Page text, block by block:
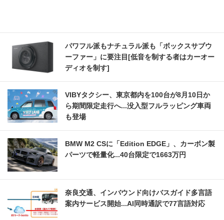
パワフル派もナチュラル派も「ボックスサブウ
ーファー」に要注目[低音を制する者はカーオー
ディオを制す]
VIBYタクシー、東京都内を100台が8月10日か
ら期間限定走行へ...没入型フルラッピング車両
も登場
BMW M2 CSに「Edition EDGE」、カーボン製
パーツで軽量化...40台限定で1663万円
奈良交通、インバウンド向けバスガイド多言語
案内サービス開始...AI同時通訳で77言語対応